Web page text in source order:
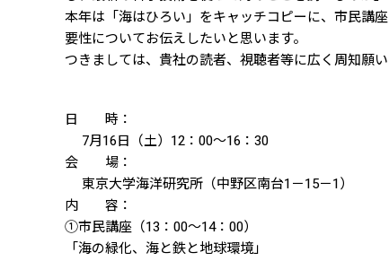
本年は「海はひろい」をキャッチコピーに、市民講
要性についてお伝えしたいと思います。
つきましては、貴社の読者、視聴者等に広く周知願
日 時：
7月16日（土）12：00～16：30
会 場：
東京大学海洋研究所（中野区南台1－15－1）
内 容：
①市民講座（13：00～14：00）
「海の緑化、海と鉄と地球環境」